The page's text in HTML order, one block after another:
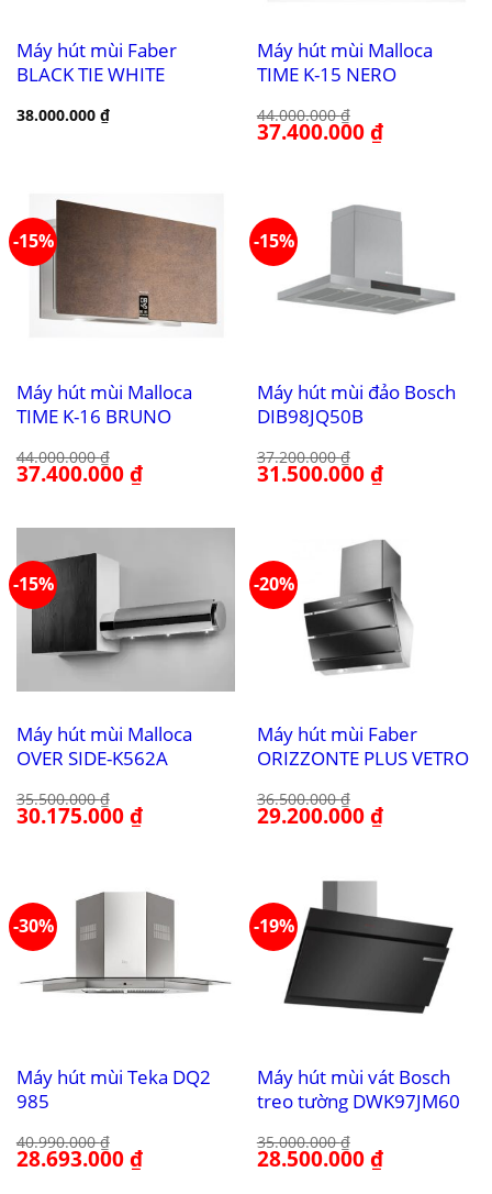
Máy hút mùi Faber
BLACK TIE WHITE
38.000.000 ₫
Máy hút mùi Malloca
TIME K-15 NERO
44.000.000₫
Giá
gốc
37.400.000₫Giá
hiện
-15%
Máy hút mùi Malloca
TIME K-16 BRUNO
44.000.000₫
Giá
gốc
37.400.000₫Giá
hiện
37.400.000 ₫.
-15%
Máy hút mùi đảo Bosch
DIB98JQ50B
37.200.000₫
Giá
gốc
31.500.000₫Giá
hiện
-15%
Máy hút mùi Malloca
OVER SIDE-K562A
35.500.000₫
Giá
gốc
30.175.000₫Giá
hiện
-20%
Máy hút mùi Faber
ORIZZONTE PLUS VETRO
36.500.000₫
Giá
gốc
29.200.000₫Giá
hiện
-30%
Máy hút mùi Teka DQ2
985
40.990.000₫
Giá
gốc
28.693.000₫Giá
hiện
-19%
Máy hút mùi vát Bosch
treo tường DWK97JM60
35.000.000₫
Giá
gốc
28.500.000₫Giá
hiện